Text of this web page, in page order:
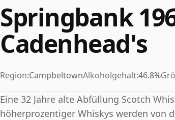
Springbank
Cadenhead's
Region:CampbeltownAlkoholgehalt:46.8%
Eine 32 Jahre alte Abfüllung Scotch
höherprozentiger Whiskys werden von